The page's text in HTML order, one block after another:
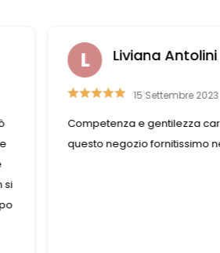
si
Liviana Antolini
15 Settembre 2023
Competenza e gentilezza
questo negozio fornitissimo